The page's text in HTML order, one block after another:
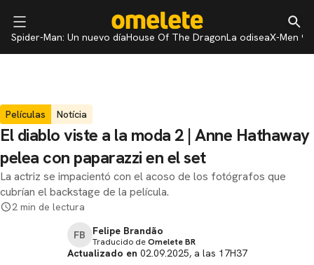
Spider-Man: Un nuevo díaHouse Of The DragonLa odiseaX-Men 97
Películas Notícia
El diablo viste a la moda 2 | Anne Hathaway
pelea con paparazzi en el set
La actriz se impacientó con el acoso de los fotógrafos que
cubrían el backstage de la película.
2 min de lectura
FB Felipe Brandão
Traducido deOmelete BR
Actualizado en 02.09.2025, a las 17H37